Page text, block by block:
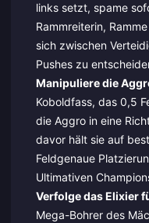
links setzt, spame
Rammreiterin,
sich zwischen
Pushes zu
Manipuliere die
Koboldfass, das 0,5
die Aggro in eine
davor hält sie auf
Feldgenaue
Ultimativen
Verfolge das Elixier
Mega-Bohrer des